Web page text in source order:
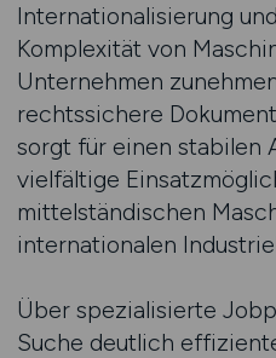
Internationalisierung
Komplexität von
Unternehmen
rechtssichere
sorgt für einen stabilen
vielfältige
mittelständischen
internationalen
Über spezialisierte
Suche deutlich